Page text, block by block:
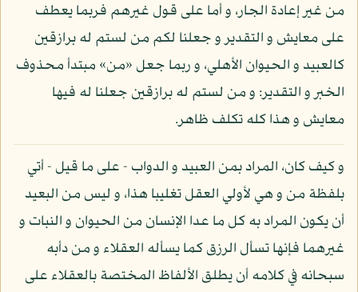
من غير إعادة الجار، و أما على قول غيرهم فربما يعطف
على معايش و التقدير و جعلنا لكم من لستم له برازقين
كالعبيد و الحيوان الأهلي، و ربما جعل «من» مبتدأ محذوف
الخبر و التقدير: و من لستم له برازقين جعلنا له فيها
معايش و هذا كله تكلف ظاهر.
و كيف كان، المراد بمن العبيد و الدواب - على ما قيل - أتي
بلفظة من و هي لأولي العقل تغليبا هذا، و ليس من البعيد
أن يكون المراد به كل ما عدا الإنسان من الحيوان و النبات و
غيرهما فإنها تسأل الرزق كما يسأله العقلاء و من دأبه
سبحانه في كلامه أن يطلق الألفاظ المختصة بالعقلاء على